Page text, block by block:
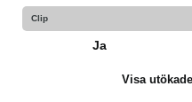
Clip
Ja
Visa